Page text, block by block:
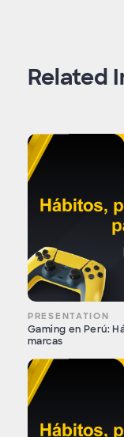
Related
PRESENTATION
Gaming en Perú:
marcas